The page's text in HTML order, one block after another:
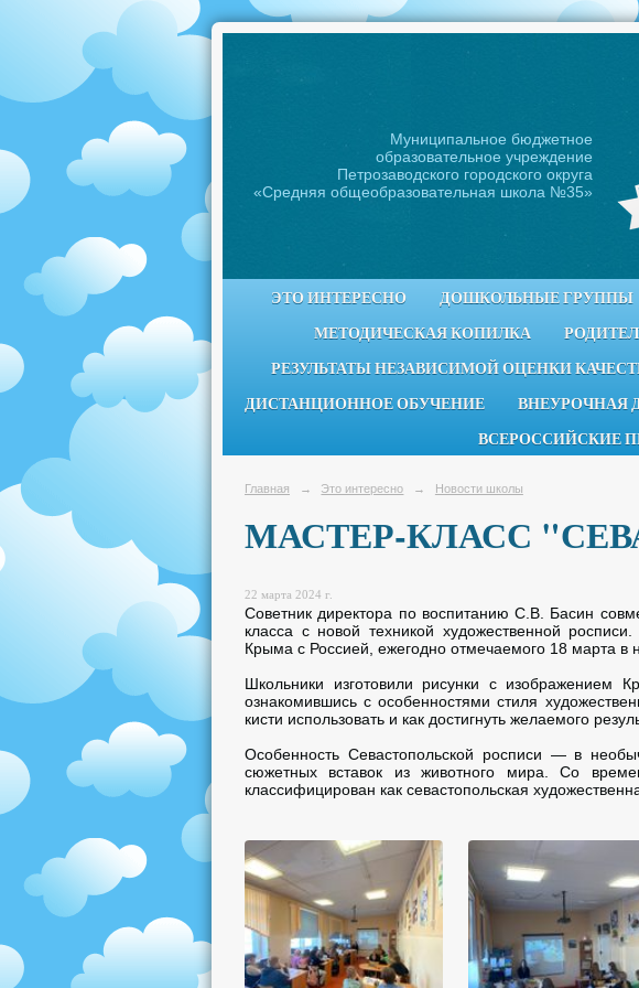
Муниципальное бюджетное
образовательное учреждение
Петрозаводского городского округа
«Средняя общеобразовательная школа №35»
ЭТО ИНТЕРЕСНО ДОШКОЛЬНЫЕ ГРУППЫ
МЕТОДИЧЕСКАЯ КОПИЛКА
РЕЗУЛЬТАТЫ НЕЗАВИСИМОЙ ОЦЕНКИ
ДИСТАНЦИОННОЕ ОБУЧЕНИЕ
ВНЕУРОЧНАЯ
ВСЕРОССИЙСКИЕ
Главная → Это интересно → Новости школы
МАСТЕР-КЛАСС
22 марта 2024 г.
Советник директора по воспитанию С.В. Басин
класса с новой техникой художественной
Крыма с Россией, ежегодно отмечаемого 18 марта в
Школьники изготовили рисунки с изображением
ознакомившись с особенностями стиля
кисти использовать и как достигнуть желаемого
Особенность Севастопольской росписи — в
сюжетных вставок из животного мира. Со
классифицирован как севастопольская